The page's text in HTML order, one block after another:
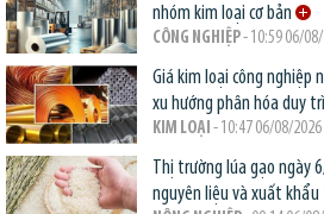
nhóm kim loại cơ bản
CÔNG NGHIỆP- 10:59 06/
Giá kim loại công nghiệp
xu hướng phân hóa duy trì
KIM LOẠI - 10:47 06/08/2026
Thị trường lúa gạo ngày
nguyên liệu và xuất khẩu